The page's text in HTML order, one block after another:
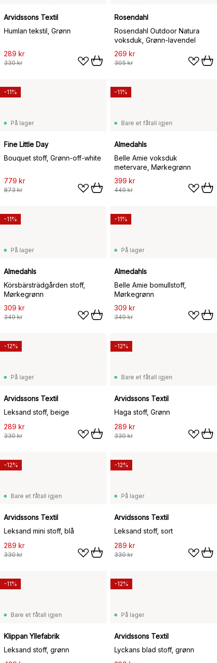
Arvidssons Textil
Humlan tekstil, Grønn
289 kr
330 kr
Rosendahl
Rosendahl Outdoor Natura
voksduk, Grønn-lavendel
269 kr
305 kr
På lager
Fine Little Day
Bouquet stoff, Grønn-off-white
779 kr
873 kr
-11%
Bare et fåtall igjen
Almedahls
Belle Amie voksduk
metervare, Mørkegrønn
399 kr
449 kr
-11%
På lager
Almedahls
Körsbärsträdgården stoff,
Mørkegrønn
309 kr
349 kr
-11%
På lager
Almedahls
Belle Amie bomullstoff,
Mørkegrønn
309 kr
349 kr
-11%
På lager
Arvidssons Textil
Leksand stoff, beige
289 kr
330 kr
-12%
Bare et fåtall igjen
Arvidssons Textil
Haga stoff, Grønn
289 kr
330 kr
-12%
Bare et fåtall igjen
Arvidssons Textil
Leksand mini stoff, blå
289 kr
330 kr
-12%
På lager
Arvidssons Textil
Leksand stoff, sort
289 kr
330 kr
-12%
Bare et fåtall igjen
Klippan Yllefabrik
Leksand stoff, grønn
-11%
På lager
Arvidssons Textil
Lyckans blad stoff, grønn
-12%